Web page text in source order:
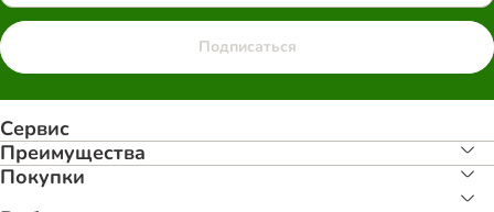
Подписаться
Сервис
Преимуществa
Покупки